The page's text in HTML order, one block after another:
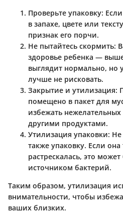
Проверьте упаковку:
в запахе, цвете или
признак его порчи.
Не пытайтесь скормить:
здоровье ребенка —
выглядит нормально, но
лучше не рисковать.
Закрытие и утилизация:
помещено в пакет для
избежать нежелательных
другими продуктами.
Утилизация упаковки: Не
также упаковку. Если
растрескалась, это
источником бактерий.
Таким образом, утилизация
внимательности, чтобы
ваших близких.